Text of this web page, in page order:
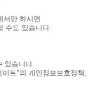
서만 하시면
수도 있습니다.
있습니다.
트"의 개인정보보호정책,